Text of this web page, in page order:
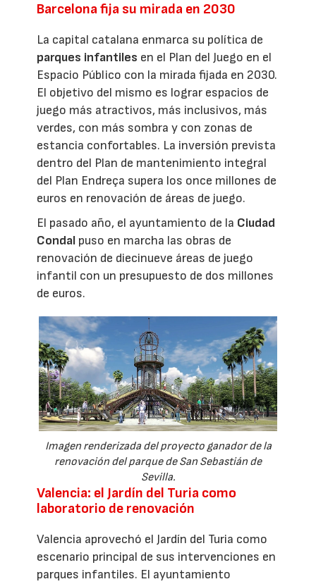
Barcelona fija su mirada en 2030
La capital catalana enmarca su política de
parques infantiles en el Plan del Juego en el
Espacio Público con la mirada fijada en 2030.
El objetivo del mismo es lograr espacios de
juego más atractivos, más inclusivos, más
verdes, con más sombra y con zonas de
estancia confortables. La inversión prevista
dentro del Plan de mantenimiento integral
del Plan Endreça supera los once millones de
euros en renovación de áreas de juego.
El pasado año, el ayuntamiento de la Ciudad
Condal puso en marcha las obras de
renovación de diecinueve áreas de juego
infantil con un presupuesto de dos millones
de euros.
Imagen renderizada del proyecto ganador de la
renovación del parque de San Sebastián de
Sevilla.
Valencia: el Jardín del Turia como
laboratorio de renovación
Valencia aprovechó el Jardín del Turia como
escenario principal de sus intervenciones en
parques infantiles. El ayuntamiento